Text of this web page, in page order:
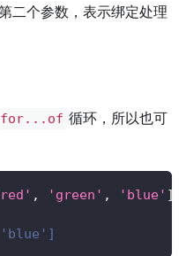
二个参数，表示绑定处理
for...of 循环，所以也可
, 'green' , 'blue' ]